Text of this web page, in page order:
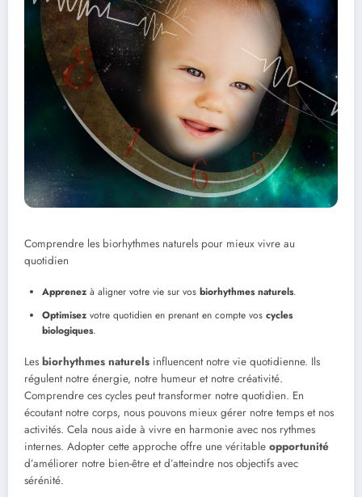
Comprendre les biorhythmes naturels pour mieux vivre au
quotidien
Apprenez à aligner votre vie sur vos biorhythmes naturels.
Optimisez votre quotidien en prenant en compte vos cycles
biologiques.
Les biorhythmes naturels influencent notre vie quotidienne. Ils
régulent notre énergie, notre humeur et notre créativité.
Comprendre ces cycles peut transformer notre quotidien. En
écoutant notre corps, nous pouvons mieux gérer notre temps et nos
activités. Cela nous aide à vivre en harmonie avec nos rythmes
internes. Adopter cette approche offre une véritable opportunité
d’améliorer notre bien-être et d’atteindre nos objectifs avec
sérénité.